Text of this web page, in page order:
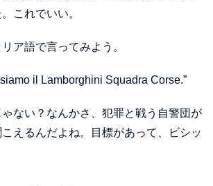
これでいい。
ア語で言ってみよう。
il Lamborghini Squadra Corse.”
ない？なんかさ、犯罪と戦う自警団が
えるんだよね。目標があって、ビシッ